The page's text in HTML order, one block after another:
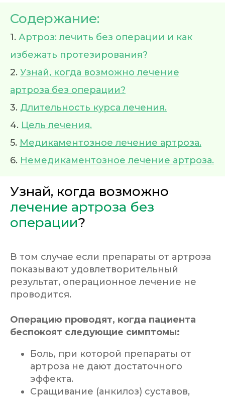
Содержание:
1. Артроз: лечить без операции и как
избежать протезирования?
2. Узнай, когда возможно лечение
артроза без операции?
3. Длительность курса лечения.
4. Цель лечения.
5. Медикаментозное лечение артроза.
6. Немедикаментозное лечение артроза.
Узнай, когда возможно
лечение артроза без
операции?
В том случае если препараты от артроза
показывают удовлетворительный
результат, операционное лечение не
проводится.
Операцию проводят, когда пациента
беспокоят следующие симптомы:
Боль, при которой препараты от
артроза не дают достаточного
эффекта.
Сращивание (анкилоз) суставов,